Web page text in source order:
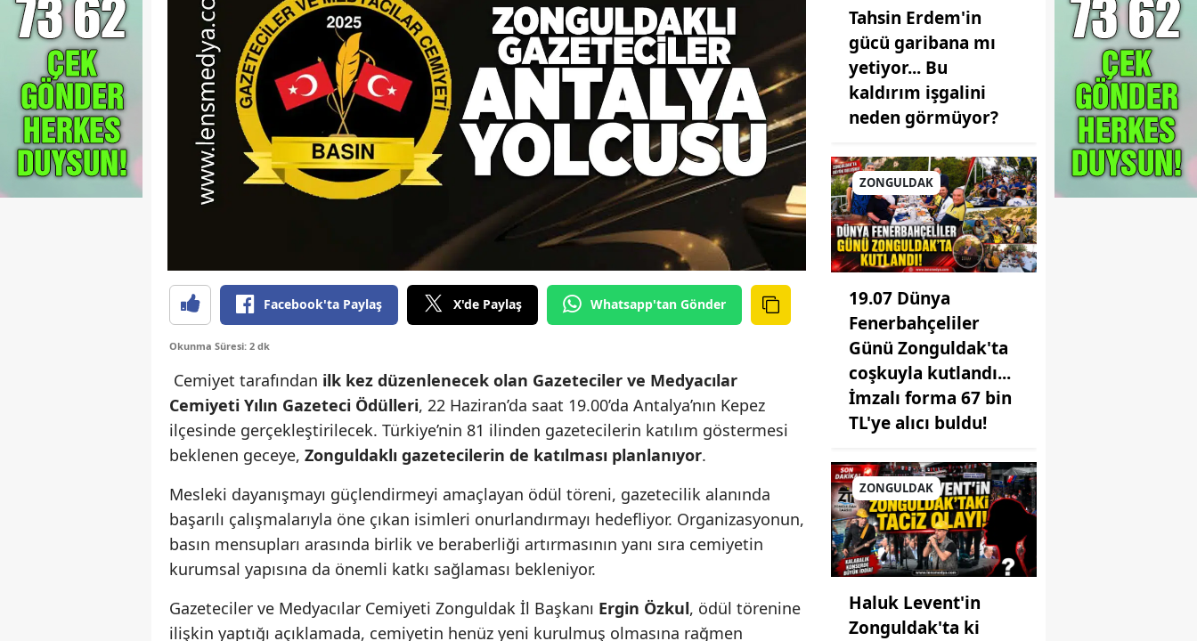
Facebook'ta Paylaş X'de Paylaş Whatsapp'tan Gönder
Okunma Süresi: 2 dk
Cemiyet tarafından ilk kez düzenlenecek olan Gazeteciler ve Medyacılar
Cemiyeti Yılın Gazeteci Ödülleri, 22 Haziran’da saat 19.00’da Antalya’nın Kepez
ilçesinde gerçekleştirilecek. Türkiye’nin 81 ilinden gazetecilerin katılım göstermesi
beklenen geceye, Zonguldaklı gazetecilerin de katılması planlanıyor.
Mesleki dayanışmayı güçlendirmeyi amaçlayan ödül töreni, gazetecilik alanında
başarılı çalışmalarıyla öne çıkan isimleri onurlandırmayı hedefliyor. Organizasyonun,
basın mensupları arasında birlik ve beraberliği artırmasının yanı sıra cemiyetin
kurumsal yapısına da önemli katkı sağlaması bekleniyor.
Gazeteciler ve Medyacılar Cemiyeti Zonguldak İl Başkanı Ergin Özkul, ödül törenine
ilişkin yaptığı açıklamada, cemiyetin henüz yeni kurulmuş olmasına rağmen
Tahsin Erdem'in
gücü garibana mı
yetiyor... Bu
kaldırım işgalini
neden görmüyor?
ZONGULDAK
19.07 Dünya
Fenerbahçeliler
Günü Zonguldak'ta
coşkuyla kutlandı...
İmzalı forma 67 bin
TL'ye alıcı buldu!
ZONGULDAK
Haluk Levent'in
Zonguldak'ta ki